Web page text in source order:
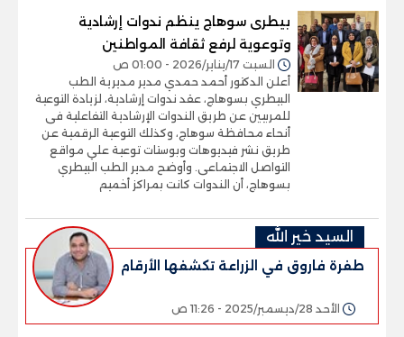
بيطرى سوهاج ينظم ندوات إرشادية
وتوعوية لرفع ثقافة المواطنين
السبت 17/يناير/2026 - 01:00 ص
أعلن الدكتور أحمد حمدي مدير مديرية الطب
البيطري بسوهاج، عقد ندوات إرشادية، لزيادة التوعية
للمربيين عن طريق الندوات الإرشادية التفاعلية فى
أنحاء محافظة سوهاج، وكذلك التوعية الرقمية عن
طريق نشر فيديوهات وبوستات توعية علي مواقع
التواصل الاجتماعى. وأوضح مدير الطب البيطري
بسوهاج، أن الندوات كانت بمراكز أخميم
السيد خير الله
طفرة فاروق في الزراعة تكشفها الأرقام
الأحد 28/ديسمبر/2025 - 11:26 ص